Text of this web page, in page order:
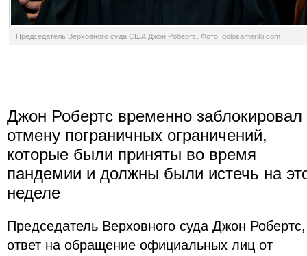
Председатель Верховного суда США Джон Робертс. Фото: golosameriki.com
Джон Робертс временно заблокировал
отмену пограничных ограничений,
которые были приняты во время
пандемии и должны были истечь на
неделе
Председатель Верховного суда Джон
ответ на обращение официальных лиц от